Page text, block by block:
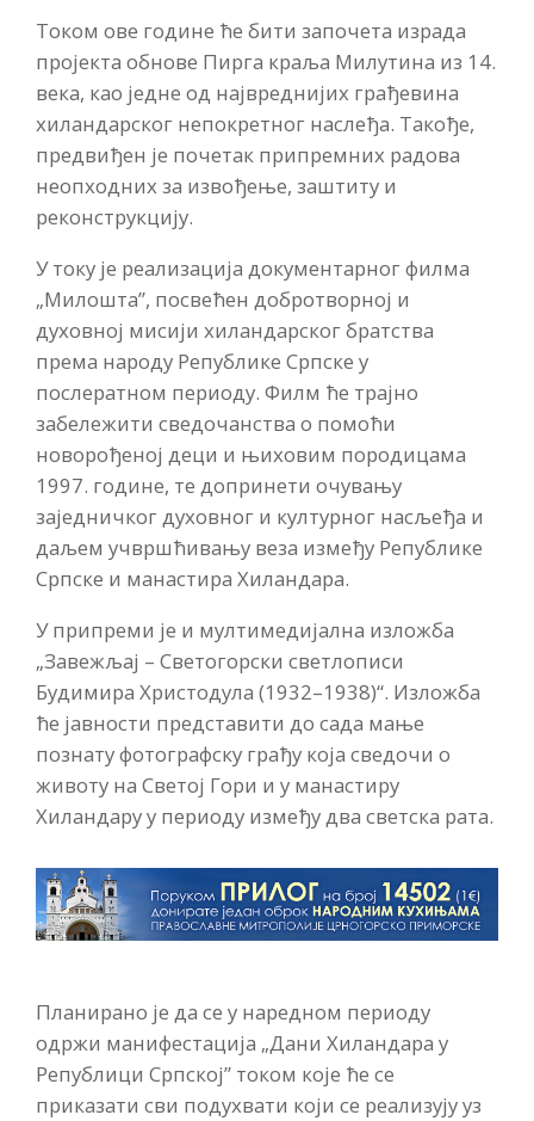
Током ове године ће бити започета израда
пројекта обнове Пирга краља Милутина из 14.
века, као једне од највреднијих грађевина
хиландарског непокретног наслеђа. Такође,
предвиђен је почетак припремних радова
неопходних за извођење, заштиту и
реконструкцију.
У току је реализација документарног филма
„Милошта”, посвећен добротворној и
духовној мисији хиландарског братства
према народу Републике Српске у
послератном периоду. Филм ће трајно
забележити сведочанства о помоћи
новорођеној деци и њиховим породицама
1997. године, те допринети очувању
заједничког духовног и културног насљеђа и
даљем учвршћивању веза између Републике
Српске и манастира Хиландара.
У припреми је и мултимедијална изложба
„Завежљај – Светогорски светлописи
Будимира Христодула (1932–1938)“. Изложба
ће јавности представити до сада мање
познату фотографску грађу која сведочи о
животу на Светој Гори и у манастиру
Хиландару у периоду између два светска рата.
Планирано је да се у наредном периоду
одржи манифестација „Дани Хиландара у
Републици Српској” током које ће се
приказати сви подухвати који се реализују уз